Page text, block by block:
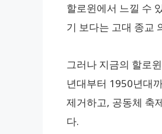
할로윈에서 느낄 수
기 보다는 고대 종교
그러나 지금의 할로
년대부터 1950년대
제거하고, 공동체 축
다.